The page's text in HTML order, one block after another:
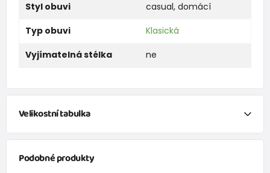
Styl obuvi
casual, domácí
Typ obuvi
Klasická
Vyjímatelná stélka
ne
Velikostní tabulka
délka
délka
Podobné produkty